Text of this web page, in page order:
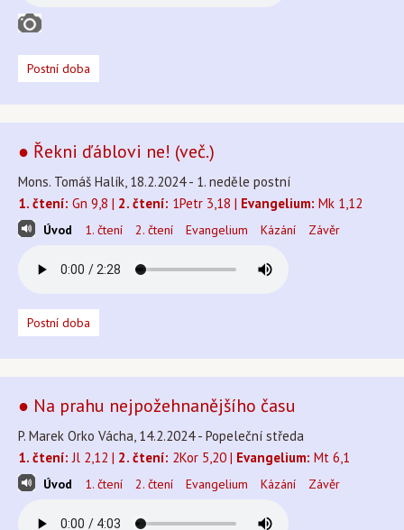
Postní doba
● Řekni ďáblovi ne! (več.)
Mons. Tomáš Halík, 18.2.2024 - 1. neděle postní
1. čtení: Gn 9,8 | 2. čtení: 1Petr 3,18 | Evangelium: Mk 1,12
Úvod 1. čtení 2. čtení Evangelium Kázání Závěr
Postní doba
● Na prahu nejpožehnanějšího času
P. Marek Orko Vácha, 14.2.2024 - Popeleční středa
1. čtení: Jl 2,12 | 2. čtení: 2Kor 5,20 | Evangelium: Mt 6,1
Úvod 1. čtení 2. čtení Evangelium Kázání Závěr